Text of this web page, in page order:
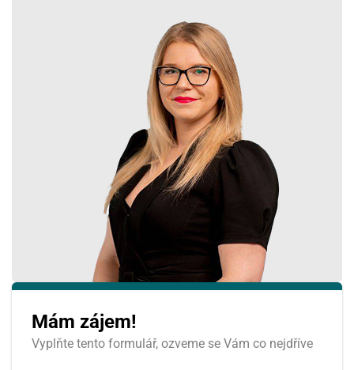
Mám zájem!
Vyplňte tento formulář, ozveme se Vám co nejdříve